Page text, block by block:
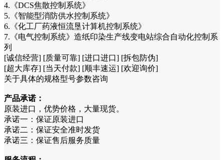
4.《DCS焦散控制系统》
5.《智能型消防供水控制系统》
6.《化工厂药液恒流垦计算机控制系统》
7.《电气控制系统》造纸印染生产线变电站综合自动化控制系
列
[诚信经营] [质量可靠] [进口进口] [拆包防伪]
[超大库存] [当天付款] [顺丰速运] [欢迎询价]
关于具体的规格型号参数咨询
产品承诺：
原装进口，优势价格，大量现货。
承诺一：保证原装进口
承诺二：保证安全准时发货
承诺三：保证售后服务质量